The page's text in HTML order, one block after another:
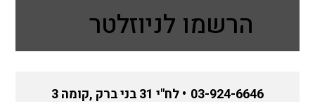
הרשמו לניוזלטר
03-924-6646 • לח"י 31 בני ברק ,קומה 3